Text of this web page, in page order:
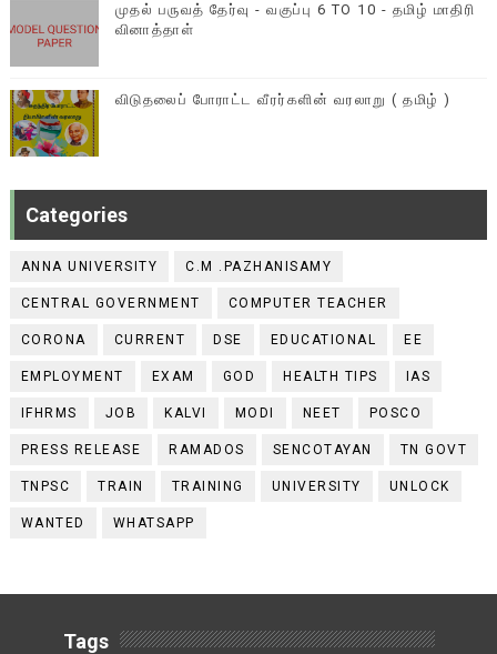
முதல் பருவத் தேர்வு - வகுப்பு 6 TO 10 - தமிழ் மாதிரி
வினாத்தாள்
விடுதலைப் போராட்ட வீரர்களின் வரலாறு ( தமிழ் )
Categories
ANNA UNIVERSITY C.M .PAZHANISAMY
CENTRAL GOVERNMENT COMPUTER TEACHER
CORONA CURRENT DSE EDUCATIONAL EE
EMPLOYMENT EXAM GOD HEALTH TIPS IAS
IFHRMS JOB KALVI MODI NEET POSCO
PRESS RELEASE RAMADOS SENCOTAYAN TN GOVT
TNPSC TRAIN TRAINING UNIVERSITY UNLOCK
WANTED WHATSAPP
Tags